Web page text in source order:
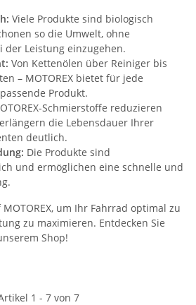
Viele Produkte sind biologisch
so die Umwelt, ohne
der Leistung einzugehen.
Von Kettenölen über Reiniger bis
– MOTOREX bietet für jede
Produkt.
Schmierstoffe reduzieren
die Lebensdauer Ihrer
deutlich.
Die Produkte sind
und ermöglichen eine schnelle und
um Ihr Fahrrad optimal zu
zu maximieren. Entdecken Sie
Shop!
1 - 7 von 7